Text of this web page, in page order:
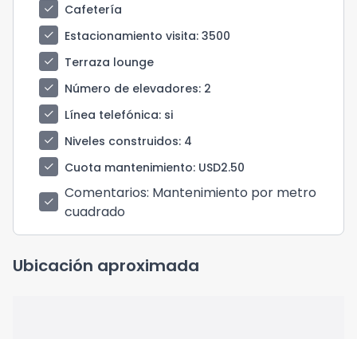
check
Cafetería
check
Estacionamiento visita: 3500
check
Terraza lounge
check
Número de elevadores: 2
check
Línea telefónica: si
check
Niveles construidos: 4
check
Cuota mantenimiento: USD2.50
check Comentarios: Mantenimiento por metro
cuadrado
Ubicación aproximada